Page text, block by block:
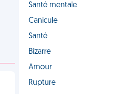
Santé mentale
Canicule
Santé
Bizarre
Amour
Rupture